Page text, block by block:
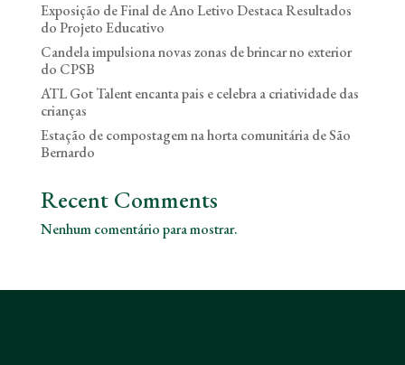
Exposição de Final de Ano Letivo Destaca Resultados
do Projeto Educativo
Candela impulsiona novas zonas de brincar no exterior
do CPSB
ATL Got Talent encanta pais e celebra a criatividade das
crianças
Estação de compostagem na horta comunitária de São
Bernardo
Recent Comments
Nenhum comentário para mostrar.